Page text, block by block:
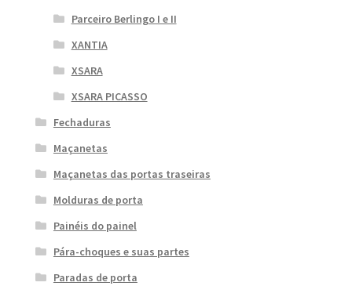
Parceiro Berlingo I e II
XANTIA
XSARA
XSARA PICASSO
Fechaduras
Maçanetas
Maçanetas das portas traseiras
Molduras de porta
Painéis do painel
Pára-choques e suas partes
Paradas de porta